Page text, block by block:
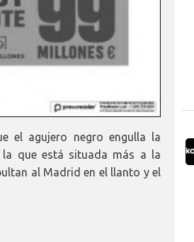
el agujero negro engulla la
la que está situada más a la
al Madrid en el llanto y el